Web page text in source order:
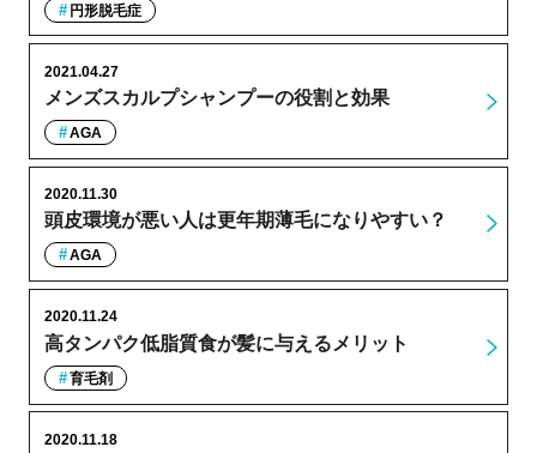
円形脱毛症
メンズスカルプシャンプーの役割と効果
2021.04.27
AGA
頭皮環境が悪い人は更年期薄毛になりやすい？
2020.11.30
AGA
高タンパク低脂質食が髪に与えるメリット
2020.11.24
育毛剤
2020.11.18